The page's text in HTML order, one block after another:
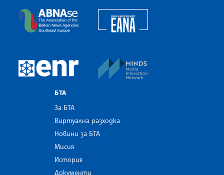
The Assocoation of the Balkan News Agencies
European Newsroom
БТА
За БТА
Виртуална разходка
Новини за БТА
Мисия
История
Документи